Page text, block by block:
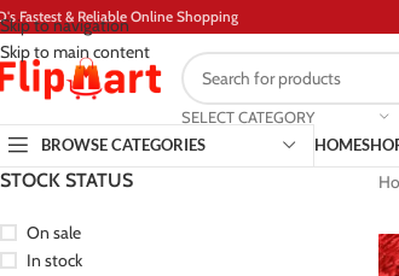
Skip to navigation
Skip to main content
Fastest & Reliable Online Shopping
SELECT CATEGORY
BROWSE CATEGORIES
HOME
STOCK STATUS
On sale
In stock